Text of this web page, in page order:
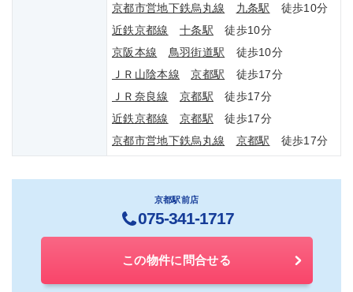
京都市営地下鉄烏丸線
九条駅 徒歩10分
近鉄京都線
十条駅 徒歩10分
京阪本線
鳥羽街道駅 徒歩10分
ＪＲ山陰本線
京都駅 徒歩17分
ＪＲ奈良線
京都駅 徒歩17分
近鉄京都線
京都駅 徒歩17分
京都市営地下鉄烏丸線
京都駅 徒歩17分
京都駅前店
075-341-1717
この物件に問合せる